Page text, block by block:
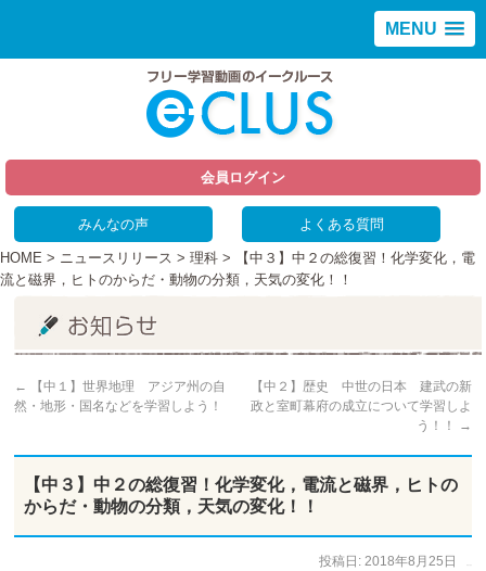
MENU
会員ログイン
みんなの声 よくある質問
HOME > ニュースリリース > 理科 > 【中３】中２の総復習！化学変化，電
流と磁界，ヒトのからだ・動物の分類，天気の変化！！
←
【中１】世界地理 アジア州の自
然・地形・国名などを学習しよう！
【中２】歴史 中世の日本 建武の新
政と室町幕府の成立について学習しよ
う！！
→
【中３】中２の総復習！化学変化，電流と磁界，ヒトの
からだ・動物の分類，天気の変化！！
投稿日: 2018年8月25日